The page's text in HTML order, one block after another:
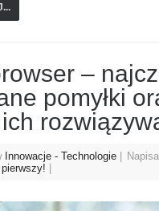
–
pomyłki
Innowacje - Technologie